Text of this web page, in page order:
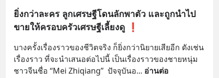
ยิ่งกว่าละคร ลูกเศรษฐีโดนลักพาตัว และถูกนำไป
ขายให้ครอบครัวเศรษฐีเลี้ยงดู ❗️
บางครั้งเรื่องราวของชีวิตจริง ก็ยิ่งกว่านิยายเสียอีก ดังเช่น
เรื่องราว ที่จะนำเสนอต่อไปนี้ เป็นเรื่องราวของชายหนุ่ม
ชาวจีนชื่อ “Mei Zhiqiang”  ปัจจุบันอ... อ่านต่อ